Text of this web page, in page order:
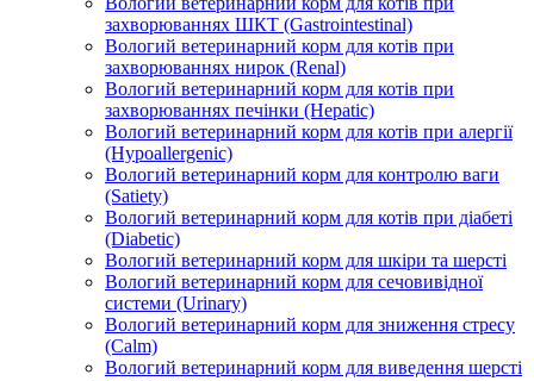
захворюваннях ШКТ (Gastrointestinal)
Вологий ветеринарний корм для котів при
захворюваннях нирок (Renal)
Вологий ветеринарний корм для котів при
захворюваннях печінки (Hepatic)
Вологий ветеринарний корм для котів при алергії
(Hypoallergenic)
Вологий ветеринарний корм для контролю ваги
(Satiety)
Вологий ветеринарний корм для котів при діабеті
(Diabetic)
Вологий ветеринарний корм для шкіри та шерсті
Вологий ветеринарний корм для сечовивідної
системи (Urinary)
Вологий ветеринарний корм для зниження стресу
(Calm)
Вологий ветеринарний корм для виведення шерсті